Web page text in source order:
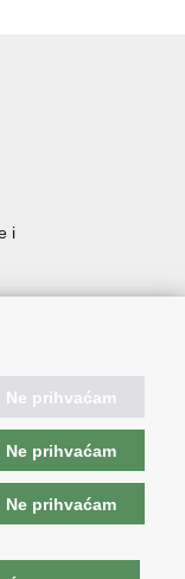
i
Ne prihvaćam
Ne prihvaćam
Ne prihvaćam